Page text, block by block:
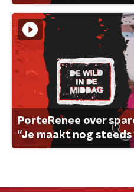
PorteRenee over
"Je maakt nog